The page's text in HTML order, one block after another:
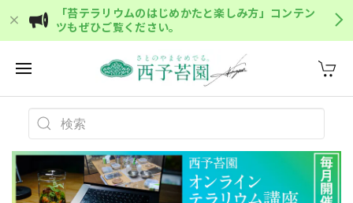
「苔テラリウムのはじめかたと楽しみ方」コンテン
ツもぜひご覧ください。